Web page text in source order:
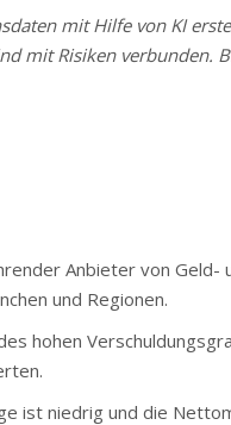
mit Hilfe von KI
mit Risiken verbunden.
Anbieter von Geld-
und Regionen.
hohen
ist niedrig und die